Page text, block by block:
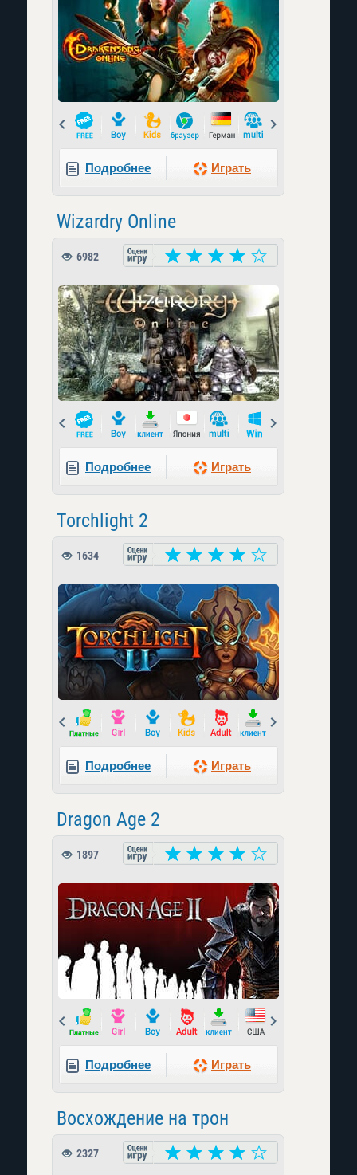
Prev
Подробнее Играть
Wizardry Online
6982
Prev
Подробнее Играть
Torchlight 2
1634
Prev
Подробнее Играть
Dragon Age 2
1897
Prev
Подробнее Играть
Восхождение на трон
2327